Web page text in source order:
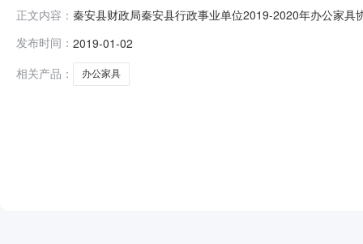
正文内容： 秦安县财政局秦安县行政事业单位2019-2020年办公家
万元（人民币）联系人及联系方式：项目联系人韩玉平
发布时间： 2019-01-02
相关产品：
办公家具